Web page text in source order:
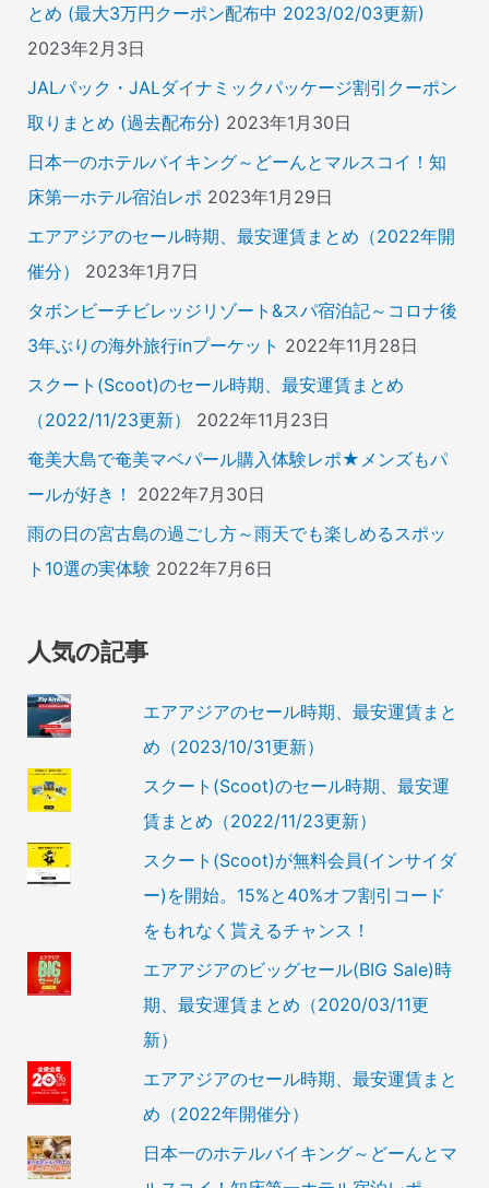
とめ (最大3万円クーポン配布中 2023/02/03更新)
2023年2月3日
JALパック・JALダイナミックパッケージ割引クーポン
取りまとめ (過去配布分) 2023年1月30日
日本一のホテルバイキング～どーんとマルスコイ！知
床第一ホテル宿泊レポ 2023年1月29日
エアアジアのセール時期、最安運賃まとめ（2022年開
催分）
2023年1月7日
タボンビーチビレッジリゾート&スパ宿泊記～コロナ後
3年ぶりの海外旅行inプーケット 2022年11月28日
スクート(Scoot)のセール時期、最安運賃まとめ
（2022/11/23更新）
2022年11月23日
奄美大島で奄美マベパール購入体験レポ★メンズもパ
ールが好き！
2022年7月30日
雨の日の宮古島の過ごし方～雨天でも楽しめるスポッ
ト10選の実体験 2022年7月6日
人気の記事
エアアジアのセール時期、最安運賃まと
め（2023/10/31更新）
スクート(Scoot)のセール時期、最安運
賃まとめ（2022/11/23更新）
スクート(Scoot)が無料会員(インサイダ
ー)を開始。15%と40%オフ割引コード
をもれなく貰えるチャンス！
エアアジアのビッグセール(BIG Sale)時
期、最安運賃まとめ（2020/03/11更
新）
エアアジアのセール時期、最安運賃まと
め（2022年開催分）
日本一のホテルバイキング～どーんとマ